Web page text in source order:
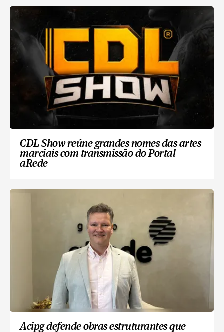
CDL Show reúne grandes nomes das artes
marciais com transmissão do Portal
aRede
Acipg defende obras estruturantes que